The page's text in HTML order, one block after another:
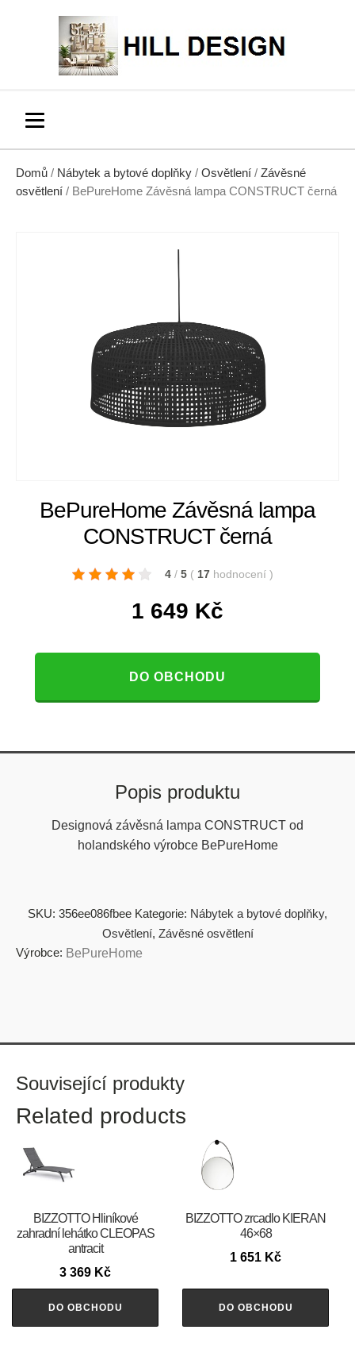
Domů / Nábytek a bytové doplňky / Osvětlení / Závěsné
osvětlení / BePureHome Závěsná lampa CONSTRUCT černá
BePureHome Závěsná lampa
CONSTRUCT černá
4 / 5 ( 17 hodnocení )
1 649 Kč
DO OBCHODU
Popis produktu
Designová závěsná lampa CONSTRUCT od
holandského výrobce BePureHome
SKU: 356ee086fbee Kategorie: Nábytek a bytové doplňky,
Osvětlení, Závěsné osvětlení
Výrobce: BePureHome
Související produkty
Related products
BIZZOTTO Hliníkové
zahradní lehátko CLEOPAS
antracit
3 369 Kč
DO OBCHODU
BIZZOTTO zrcadlo KIERAN
46×68
1 651 Kč
DO OBCHODU